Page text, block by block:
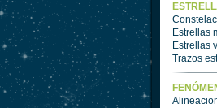
Estrellas
Estrellas
Trazos